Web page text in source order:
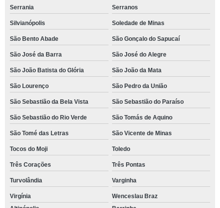
Serrania Serranos
Silvianópolis Soledade de Minas
São Bento Abade São Gonçalo do Sapucaí
São José da Barra São José do Alegre
São João Batista do Glória São João da Mata
São Lourenço São Pedro da União
São Sebastião da Bela Vista São Sebastião do Paraíso
São Sebastião do Rio Verde São Tomás de Aquino
São Tomé das Letras São Vicente de Minas
Tocos do Moji Toledo
Três Corações Três Pontas
Turvolândia Varginha
Virgínia
Wenceslau Braz